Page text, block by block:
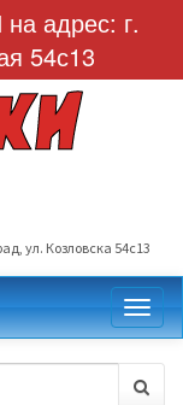
адрес: г.
54с13
ул. Козловска 54с13